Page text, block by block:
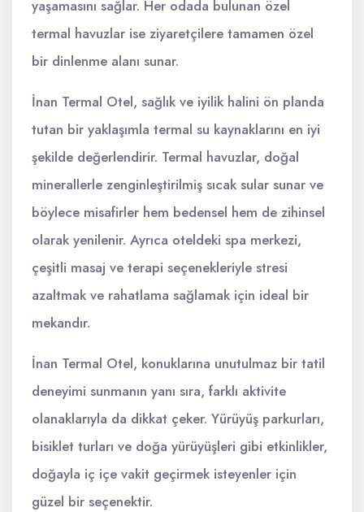
yaşamasını sağlar. Her odada bulunan özel
termal havuzlar ise ziyaretçilere tamamen özel
bir dinlenme alanı sunar.
İnan Termal Otel, sağlık ve iyilik halini ön planda
tutan bir yaklaşımla termal su kaynaklarını en iyi
şekilde değerlendirir. Termal havuzlar, doğal
minerallerle zenginleştirilmiş sıcak sular sunar ve
böylece misafirler hem bedensel hem de zihinsel
olarak yenilenir. Ayrıca oteldeki spa merkezi,
çeşitli masaj ve terapi seçenekleriyle stresi
azaltmak ve rahatlama sağlamak için ideal bir
mekandır.
İnan Termal Otel, konuklarına unutulmaz bir tatil
deneyimi sunmanın yanı sıra, farklı aktivite
olanaklarıyla da dikkat çeker. Yürüyüş parkurları,
bisiklet turları ve doğa yürüyüşleri gibi etkinlikler,
doğayla iç içe vakit geçirmek isteyenler için
güzel bir seçenektir.